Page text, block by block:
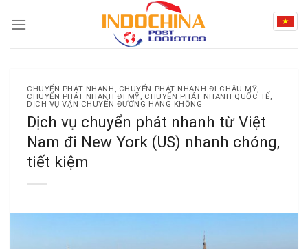
CHUYỂN PHÁT NHANH , CHUYỂN PHÁT NHANH ĐI CHÂU MỸ,
CHUYỂN PHÁT NHANH ĐI MỸ, CHUYỂN PHÁT NHANH QUỐC TẾ,
DỊCH VỤ VẬN CHUYỂN ĐƯỜNG HÀNG KHÔNG
Dịch vụ chuyển phát nhanh từ Việt
Nam đi New York (US) nhanh chóng,
tiết kiệm